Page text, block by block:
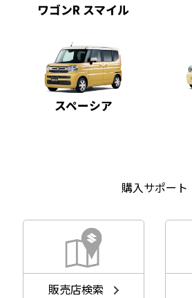
ワゴンR スマイル
スペーシア
購入サポート
販売店検索